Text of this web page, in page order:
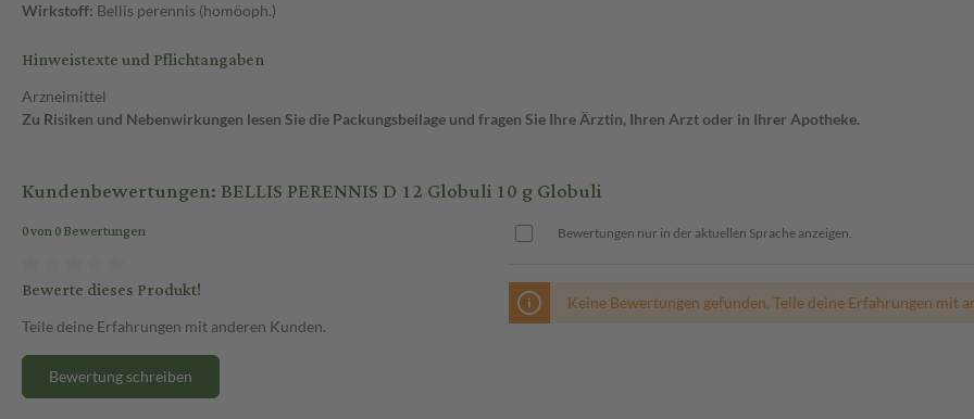
Wirkstoff: Bellis perennis (homöoph.)
Hinweistexte und Pflichtangaben
Arzneimittel
Zu Risiken und Nebenwirkungen lesen Sie die Packungsbeilage und fragen Sie Ihre Ärztin, Ihren Arzt oder in Ihrer Apotheke.
Kundenbewertungen: BELLIS PERENNIS D 12 Globuli 10 g Globuli
0 von 0 Bewertungen
Bewerte dieses Produkt!
Teile deine Erfahrungen mit anderen Kunden.
Bewertung schreiben
Bewertungen nur in der aktuellen Sprache anzeigen.
Keine Bewertungen gefunden. Teile deine Erfahrungen mit